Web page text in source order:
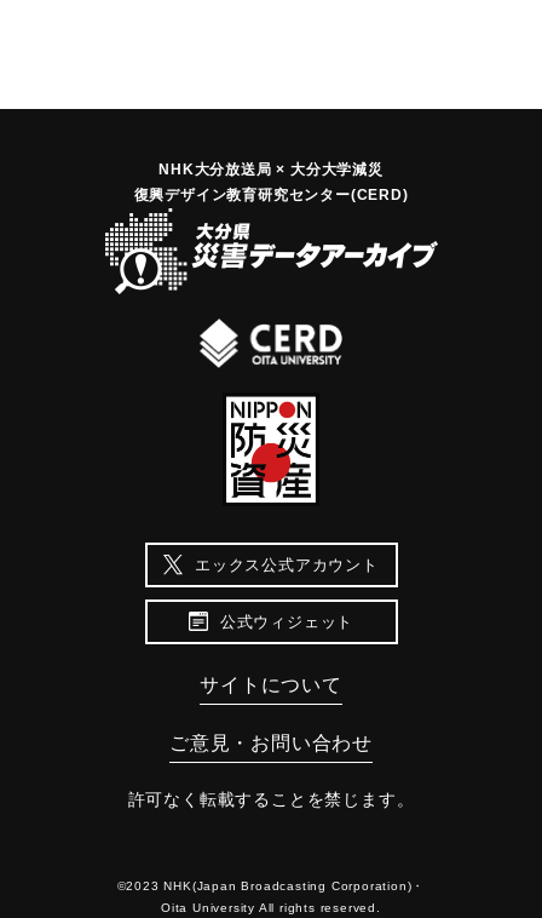
NHK大分放送局 × 大分大学減災
復興デザイン教育研究センター(CERD)
エックス公式アカウント
公式ウィジェット
サイトについて
ご意見・お問い合わせ
許可なく転載することを禁じます。
©2023 NHK(Japan Broadcasting Corporation)・
Oita University All rights reserved.